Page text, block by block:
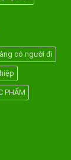
có người đi
PHẨM